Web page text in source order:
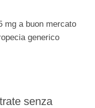
mg a buon mercato
generico
senza